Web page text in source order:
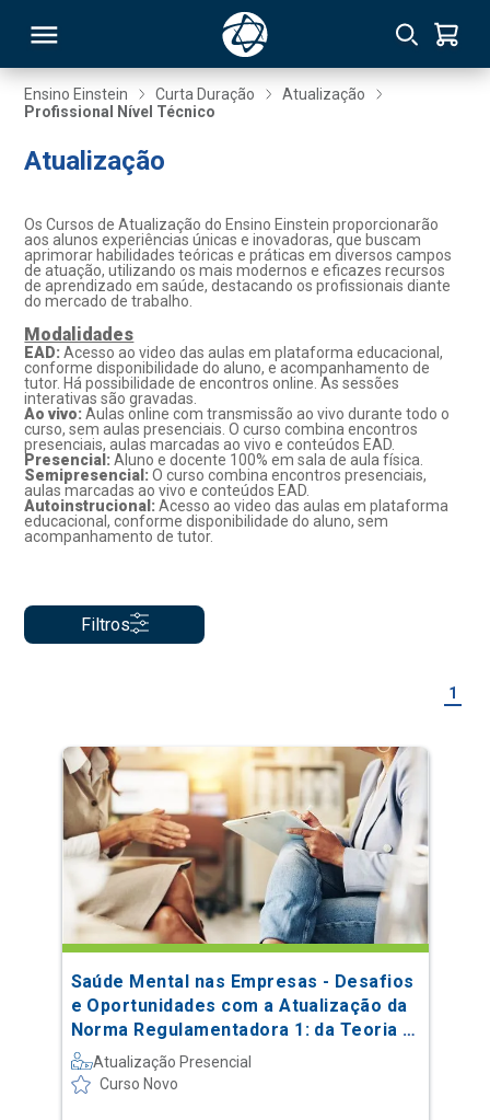
Ensino Einstein Curta Duração
Atualização
Profissional Nível Técnico
Atualização
Os Cursos de Atualização do Ensino Einstein proporcionarão
aos alunos experiências únicas e inovadoras, que buscam
aprimorar habilidades teóricas e práticas em diversos campos
de atuação, utilizando os mais modernos e eficazes recursos
de aprendizado em saúde, destacando os profissionais diante
do mercado de trabalho.
Modalidades
EAD:Acesso ao video das aulas em plataforma educacional,
conforme disponibilidade do aluno, e acompanhamento de
tutor. Há possibilidade de encontros online. As sessões
interativas são gravadas.
Ao vivo: Aulas online com transmissão ao vivo durante todo o
curso, sem aulas presenciais. O curso combina encontros
presenciais, aulas marcadas ao vivo e conteúdos EAD.
Presencial:Aluno e docente 100% em sala de aula física.
Semipresencial:O curso combina encontros presenciais,
aulas marcadas ao vivo e conteúdos EAD.
Autoinstrucional:Acesso ao video das aulas em plataforma
educacional, conforme disponibilidade do aluno, sem
acompanhamento de tutor.
Filtros
1
Saúde Mental nas Empresas - Desafios
e Oportunidades com a Atualização da
Norma Regulamentadora 1: da Teoria à
Prática
Atualização Presencial
Curso Novo